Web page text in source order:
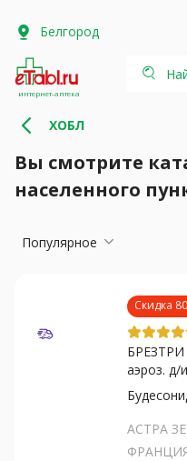
Белгород
интернет-аптека
ХОБЛ
Вы смотрите
населенного
Популярное
Скидка
аэроз. д/
АСТРА